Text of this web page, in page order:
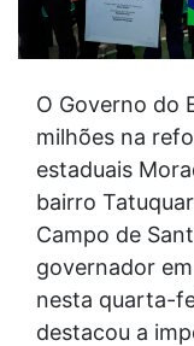
O Governo do
milhões na
estaduais
bairro
Campo de
governador
nesta quarta-
destacou a